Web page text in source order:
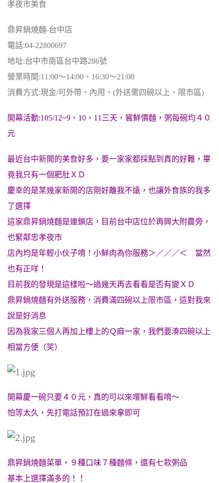
孝夜市美食
鼎昇鍋燒麵-台中店
電話:04-22800697
地址:台中市南區台中路286號
營業時間:11:00～14:00、16:30～21:00
消費方式:現金/可外帶、內用、(外送需四碗以上、限市區)
開幕活動:105/12~9、10、11三天，嘗鮮價麵，粥每碗均４０
元
最近台中新開的美食好多，要一家家都採點到真的好難， 畢
竟我只有一個肥肚ＸＤ
慶幸的是某幾家新開的店剛好離我不遠，也讓外食族的我多
了選擇
這家鼎昇鍋燒麵是連鎖店，目前台中店位於再興大附農旁，
也緊鄰忠孝夜市
店內均是年輕小伙子唷！小鮮肉為你服務＞／／／＜ 當然
也有正咩！
目前我的發現是這樣啦～過幾天再去看看是否有變ＸＤ
鼎昇鍋燒麵有外送服務，消費滿四碗以上限市區，這對我來
說是好消息
因為我家三個人再加上樓上的Ｑ麻一家，我們要湊四碗以上
相當方便（笑）
開幕慶一碗只要４０元，真的可以來嚐鮮看看唷～
怕等太久，先打電話預訂在過來拿即可
鼎昇鍋燒麵菜單，９種口味７種麵條，還有七款粥品
基本上選擇滿多的！！